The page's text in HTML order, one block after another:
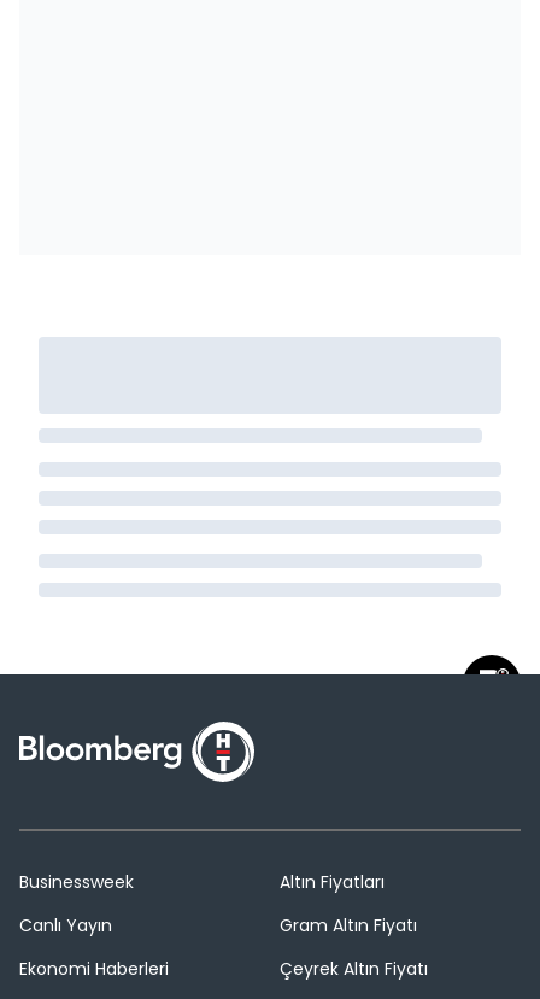
Businessweek
Canlı Yayın
Ekonomi Haberleri
Altın Fiyatları
Gram Altın Fiyatı
Çeyrek Altın Fiyatı